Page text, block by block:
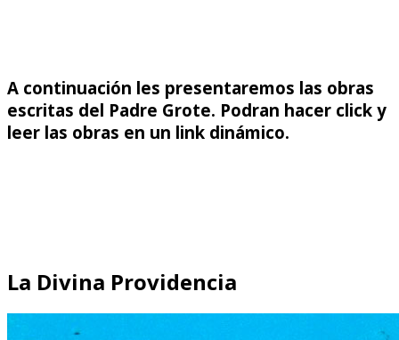
A continuación les presentaremos las obras
escritas del Padre Grote. Podran hacer click y
leer las obras en un link dinámico.
La Divina Providencia